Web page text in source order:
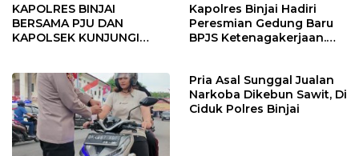
KAPOLRES BINJAI
BERSAMA PJU DAN
KAPOLSEK KUNJUNGI
Kapolres Binjai Hadiri
Peresmian Gedung Baru
BPJS Ketenagakerjaan.
Pria Asal Sunggal Jualan
Narkoba Dikebun Sawit, Di
Ciduk Polres Binjai